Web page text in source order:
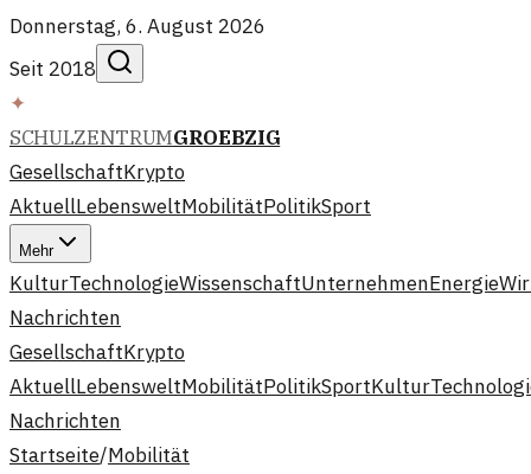
Donnerstag, 6. August 2026
Seit 2018
✦
SCHULZENTRUMGROEBZIG
GesellschaftKrypto
AktuellLebensweltMobilitätPolitikSport
Mehr
KulturTechnologieWissenschaftUnternehmenEnergie
Nachrichten
GesellschaftKrypto
AktuellLebensweltMobilitätPolitikSportKultur
Nachrichten
Startseite/Mobilität